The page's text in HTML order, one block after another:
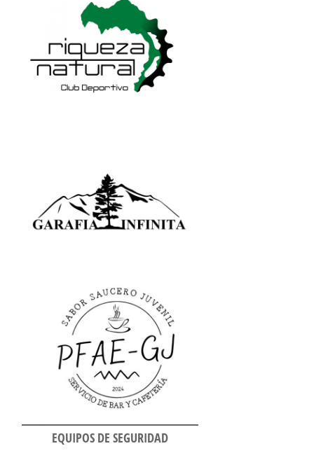
EQUIPOS DE SEGURIDAD